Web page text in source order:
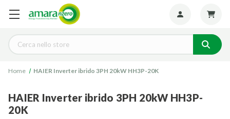
Cerca
Home HAIER Inverter ibrido 3PH 20kW HH3P-20K
HAIER Inverter ibrido 3PH 20kW HH3P-
20K